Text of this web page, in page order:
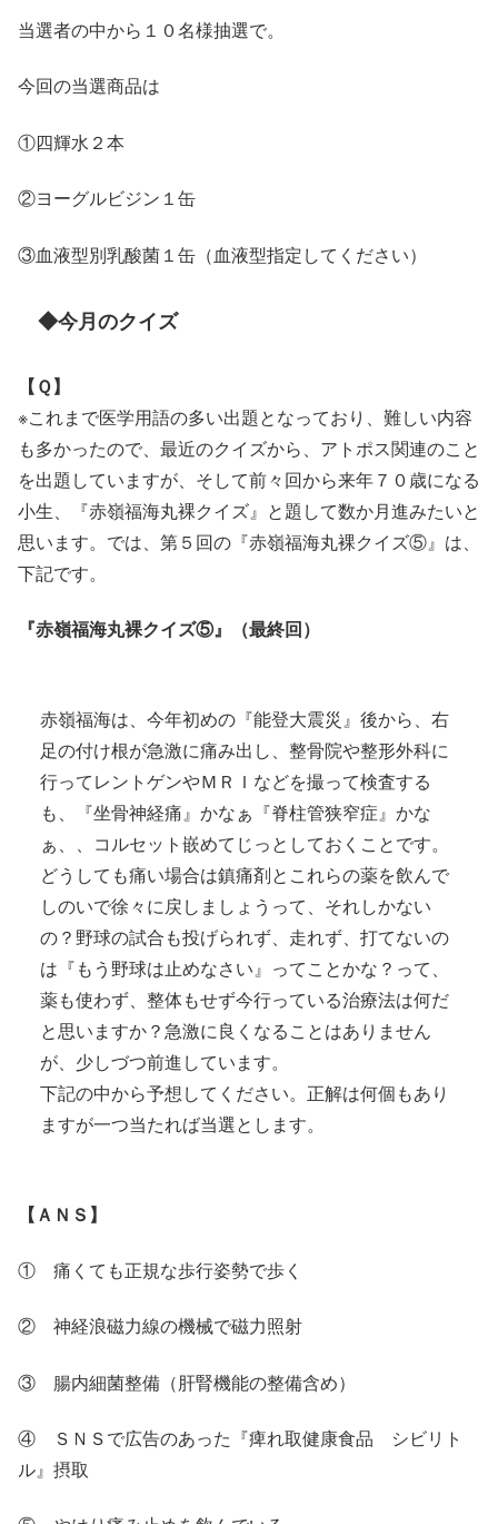
当選者の中から１０名様抽選で。
今回の当選商品は
①四輝水２本
②ヨーグルビジン１缶
③血液型別乳酸菌１缶（血液型指定してください）
◆今月のクイズ
【Ｑ】
※これまで医学用語の多い出題となっており、難しい内容
も多かったので、最近のクイズから、アトポス関連のこと
を出題していますが、そして前々回から来年７０歳になる
小生、『赤嶺福海丸裸クイズ』と題して数か月進みたいと
思います。では、第５回の『赤嶺福海丸裸クイズ⑤』は、
下記です。
『赤嶺福海丸裸クイズ⑤』（最終回）
赤嶺福海は、今年初めの『能登大震災』後から、右
足の付け根が急激に痛み出し、整骨院や整形外科に
行ってレントゲンやＭＲＩなどを撮って検査する
も、『坐骨神経痛』かなぁ『脊柱管狭窄症』かな
ぁ、、コルセット嵌めてじっとしておくことです。
どうしても痛い場合は鎮痛剤とこれらの薬を飲んで
しのいで徐々に戻しましょうって、それしかない
の？野球の試合も投げられず、走れず、打てないの
は『もう野球は止めなさい』ってことかな？って、
薬も使わず、整体もせず今行っている治療法は何だ
と思いますか？急激に良くなることはありません
が、少しづつ前進しています。
下記の中から予想してください。正解は何個もあり
ますが一つ当たれば当選とします。
【ＡＮＳ】
① 痛くても正規な歩行姿勢で歩く
② 神経浪磁力線の機械で磁力照射
③ 腸内細菌整備（肝腎機能の整備含め）
④ ＳＮＳで広告のあった『痺れ取健康食品 シビリト
ル』摂取